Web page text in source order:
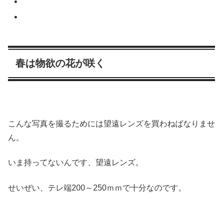
春は物欲の花が咲く
こんな写真を撮るためには望遠レンズを買わねばなりませ
ん。
いま持ってないんです、望遠レンズ。
せいぜい、テレ端200～250ｍｍで十分なのです。